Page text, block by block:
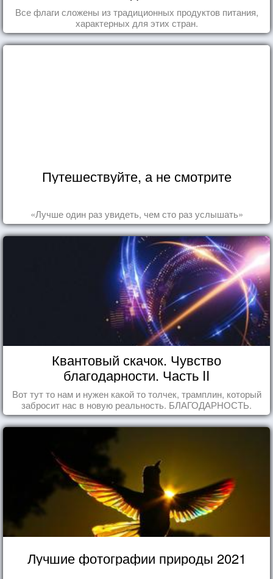
Все флаги сложены из традиционных продуктов питания,
характерных для этих стран.
Путешествуйте, а не смотрите
«Лучше один раз увидеть, чем сто раз услышать»
Квантовый скачок. Чувство
благодарности. Часть II
Вот тут то нам и нужен какой то толчек, трамплин, который
забросит нас в новую реальность. БЛАГОДАРНОСТЬ.
Лучшие фотографии природы 2021